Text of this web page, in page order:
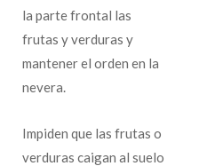
la parte frontal las
frutas y verduras y
mantener el orden en la
nevera.
Impiden que las frutas o
verduras caigan al suelo